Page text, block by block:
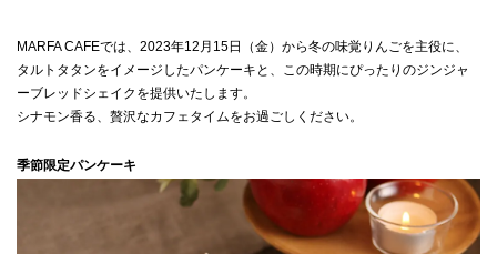
NEWS
MARFA CAFEでは、2023年12月15日（金）から冬の味覚りんごを主役に、
タルトタタンをイメージしたパンケーキと、この時期にぴったりのジンジャ
ーブレッドシェイクを提供いたします。
シナモン香る、贅沢なカフェタイムをお過ごしください。
季節限定パンケーキ